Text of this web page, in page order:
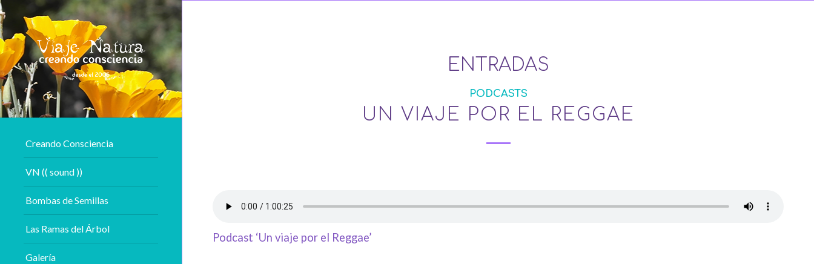
Creando Consciencia
VN (( sound ))
Bombas de Semillas
Las Ramas del Árbol
Galería
ENTRADAS
PODCASTS
UN VIAJE POR EL REGGAE
Podcast ‘Un viaje por el Reggae’